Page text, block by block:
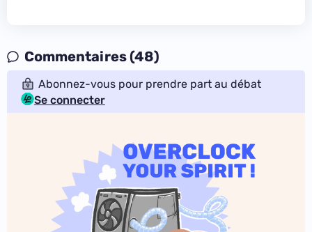
Commentaires (48)
Abonnez-vous pour prendre part au débat
Se connecter